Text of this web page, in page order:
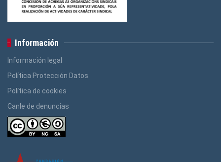
Información
Información legal
Política Protección Datos
Política de cookies
Canle de denuncias